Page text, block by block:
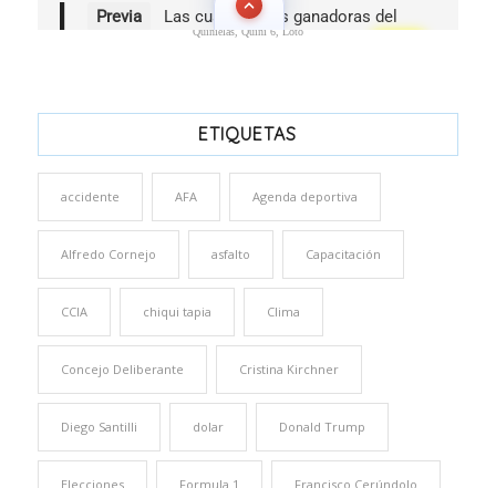
Quinielas, Quini 6, Loto
ETIQUETAS
accidente AFA Agenda deportiva
Alfredo Cornejo asfalto Capacitación
CCIA chiqui tapia Clima
Concejo Deliberante Cristina Kirchner
Diego Santilli dolar Donald Trump
Elecciones Formula 1 Francisco Cerúndolo